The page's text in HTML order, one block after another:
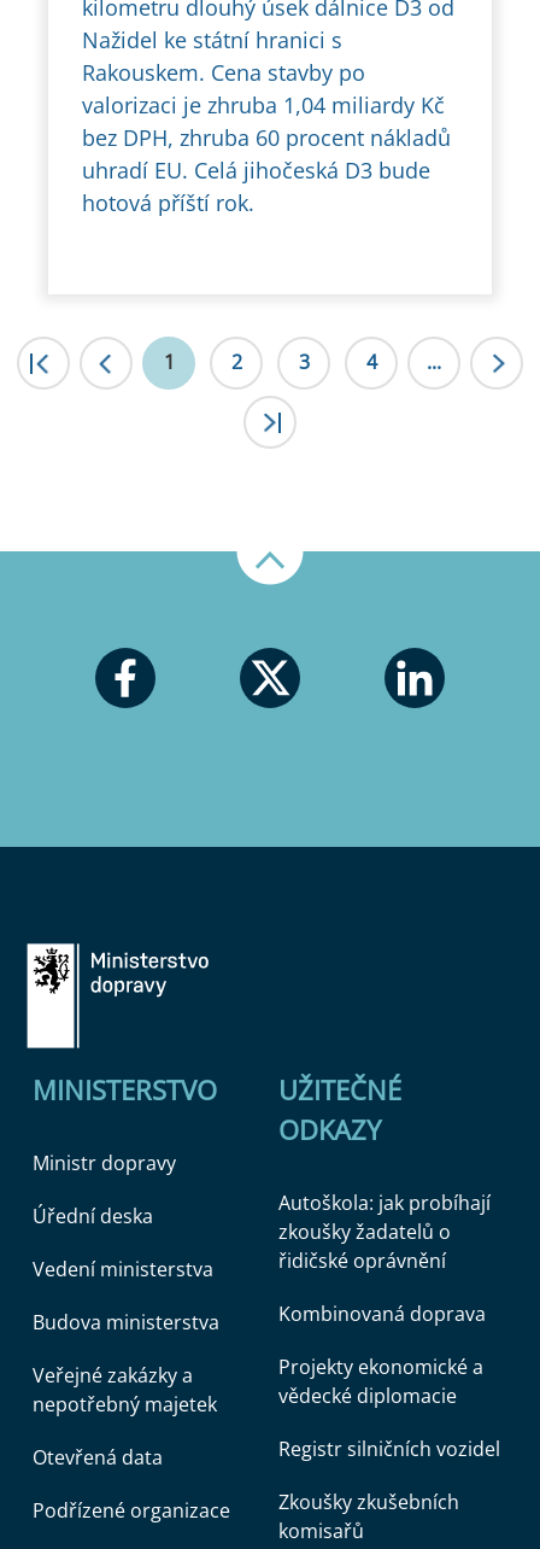
kilometru dlouhý úsek dálnice D3 od
Nažidel ke státní hranici s
Rakouskem. Cena stavby po
valorizaci je zhruba 1,04 miliardy Kč
bez DPH, zhruba 60 procent nákladů
uhradí EU. Celá jihočeská D3 bude
hotová příští rok.
|< 1 2 3 4 ...
MINISTERSTVO
Ministr dopravy
Úřední deska
Vedení ministerstva
Budova ministerstva
Veřejné zakázky a
nepotřebný majetek
Otevřená data
Podřízené organizace
UŽITEČNÉ
ODKAZY
Autoškola: jak probíhají
zkoušky žadatelů o
řidičské oprávnění
Kombinovaná doprava
Projekty ekonomické a
vědecké diplomacie
Registr silničních vozidel
Zkoušky zkušebních
komisařů